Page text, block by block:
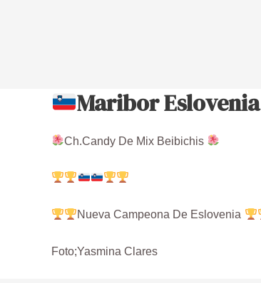
Maribor Eslovenia
Ch.Candy De Mix Beibichis
Nueva Campeona De Eslovenia
Foto;Yasmina Clares